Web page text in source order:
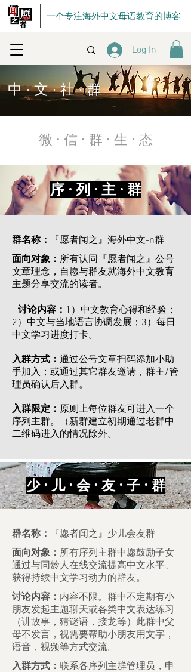
一个专注海外中文母语教育的博客
Log In
中 · 文 · 社 · 群
微 · 信 · 群 · 生 · 态
序 · 列 · 主 · 群
群名称：
『愿者闻之』海外中文-n群
面向对象： 所有认同『愿者闻之』公号
文章理念，自愿与群友就海外中文教育
主题分享交流的读者。
讨论内容： 1）中文教育心得和经验；
2）中文与当地语言协调发展；3）每日
中文学习进度打卡。
入群方式： 通过公号文章扫码添加小助
手加入；或通过其它群友邀请，群主/管
理员确认后入群。
入群限定： 原则上每位群友可进入一个
序列主群。（新群建立初期通过老群中
二维码进入的情况除外。
少 · 儿 · 会 · 友 · 子 · 群
群名称：
『愿者闻之』少儿会友群
面向对象： 所有序列主群中愿鼓励子女
通过与同龄人在线交流提高中文水平、
获得持续中文学习动力的群友。
讨论内容： 内容不限。群中不定期有小
朋友发起主题聊天或各类中文表达练习
（讲故事，猜谜语，接龙等）此群中父
母不发言，视需要帮助小朋友用文字，
语音，视频等方式交流。
入群方式： 联系各序列主群管理员，申